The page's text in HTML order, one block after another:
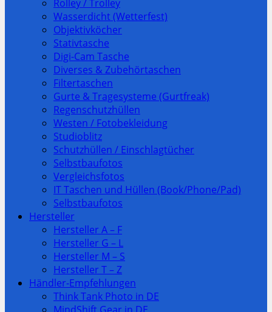
Rolley / Trolley
Wasserdicht (Wetterfest)
Objektivköcher
Stativtasche
Digi-Cam Tasche
Diverses & Zubehörtaschen
Filtertaschen
Gurte & Tragesysteme (Gurtfreak)
Regenschutzhüllen
Westen / Fotobekleidung
Studioblitz
Schutzhüllen / Einschlagtücher
Selbstbaufotos
Vergleichsfotos
IT Taschen und Hüllen (Book/Phone/Pad)
Selbstbaufotos
Hersteller
Hersteller A – F
Hersteller G – L
Hersteller M – S
Hersteller T – Z
Händler-Empfehlungen
Think Tank Photo in DE